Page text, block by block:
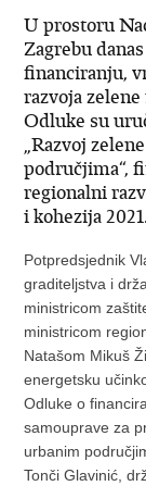
U prostoru
Zagrebu
financiranju,
razvoja
Odluke su
„Razvoj
područjima“,
regionalni
i kohezija
Potpredsjednik
graditeljstva i
ministricom
ministricom
Natašom Mikuš
energetsku
Odluke o
samouprave za
urbanim
Tonči Glavinić,